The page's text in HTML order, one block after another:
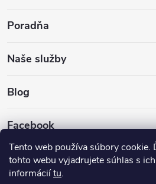
Tento web používa súbory cookie.
tohto webu vyjadrujete súhlas s
informáciítu.
Poradňa
Naše služby
Blog
Facebook